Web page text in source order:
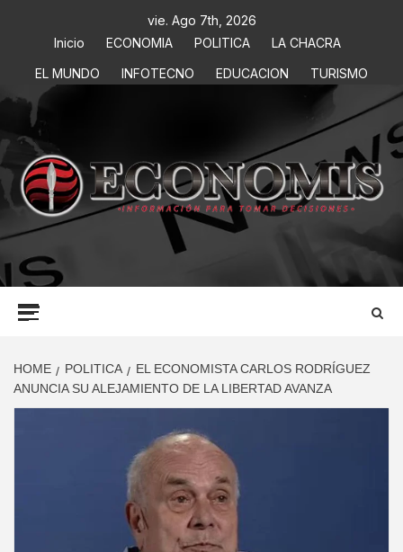
vie. Ago 7th, 2026
Inicio
ECONOMIA POLITICA
LA CHACRA
EL MUNDO
INFOTECNO EDUCACION TURISMO
ECONOMIS
INFORMACIÓN PARA TOMAR DECISIONES
HOME POLITICA
EL ECONOMISTA CARLOS RODRÍGUEZ
ANUNCIA SU ALEJAMIENTO DE LA LIBERTAD AVANZA